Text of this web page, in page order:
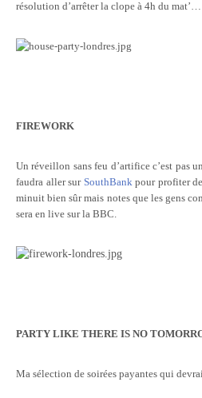
résolution d’arrêter la clope à 4h du
FIREWORK
Un réveillon sans feu d’artifice c’est pas
faudra aller sur SouthBankpour profiter de
minuit bien sûr mais notes que les gens
sera en live sur la BBC.
PARTY LIKE THERE IS NO
Ma sélection de soirées payantes qui